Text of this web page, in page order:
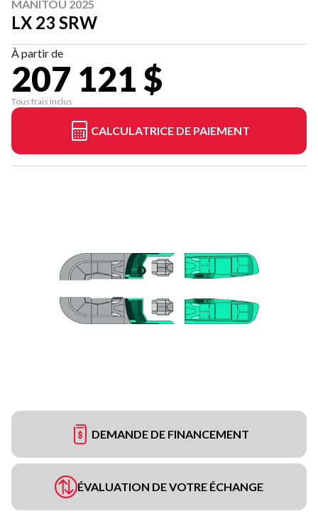
MANITOU 2025
LX 23 SRW
À partir de
207 121 $
Tous frais inclus
CALCULATRICE DE PAIEMENT
DEMANDE DE FINANCEMENT
ÉVALUATION DE VOTRE ÉCHANGE